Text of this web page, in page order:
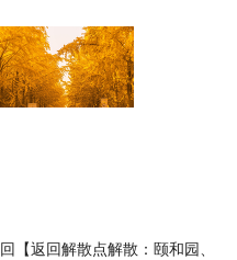
【返回解散点解散：颐和园、